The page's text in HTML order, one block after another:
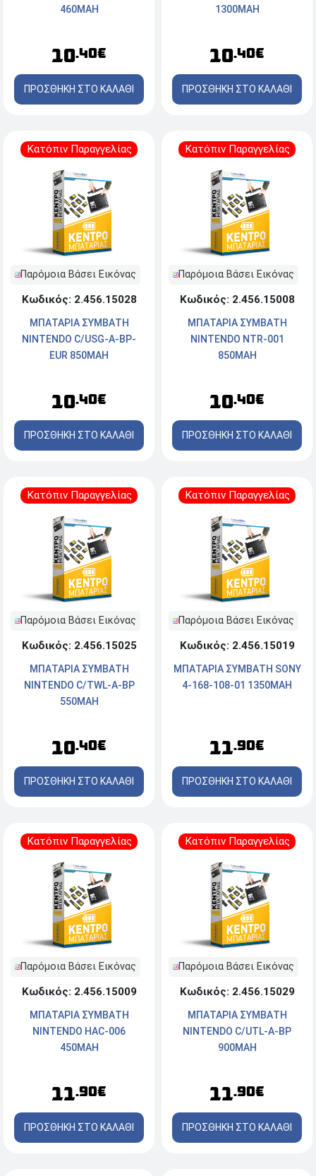
460MAH
10.40€
ΠΡΟΣΘΗΚΗ ΣΤΟ ΚΑΛΑΘΙ
1300MAH
10.40€
ΠΡΟΣΘΗΚΗ ΣΤΟ ΚΑΛΑΘΙ
Κατόπιν Παραγγελίας
Παρόμοια Βάσει Εικόνας
Κωδικός: 2.456.15028
ΜΠΑΤΑΡΙΑ ΣΥΜΒΑΤΗ
NINTENDO C/USG-A-BP-
EUR 850MAH
10.40€
ΠΡΟΣΘΗΚΗ ΣΤΟ ΚΑΛΑΘΙ
Κατόπιν Παραγγελίας
Παρόμοια Βάσει Εικόνας
Κωδικός: 2.456.15008
ΜΠΑΤΑΡΙΑ ΣΥΜΒΑΤΗ
NINTENDO NTR-001
850MAH
10.40€
ΠΡΟΣΘΗΚΗ ΣΤΟ ΚΑΛΑΘΙ
Κατόπιν Παραγγελίας
Παρόμοια Βάσει Εικόνας
Κωδικός: 2.456.15025
ΜΠΑΤΑΡΙΑ ΣΥΜΒΑΤΗ
NINTENDO C/TWL-A-BP
550MAH
10.40€
ΠΡΟΣΘΗΚΗ ΣΤΟ ΚΑΛΑΘΙ
Κατόπιν Παραγγελίας
Παρόμοια Βάσει Εικόνας
Κωδικός: 2.456.15019
ΜΠΑΤΑΡΙΑ ΣΥΜΒΑΤΗ SONY
4-168-108-01 1350MAH
11.90€
ΠΡΟΣΘΗΚΗ ΣΤΟ ΚΑΛΑΘΙ
Κατόπιν Παραγγελίας
Παρόμοια Βάσει Εικόνας
Κωδικός: 2.456.15009
ΜΠΑΤΑΡΙΑ ΣΥΜΒΑΤΗ
NINTENDO HAC-006
450MAH
11.90€
ΠΡΟΣΘΗΚΗ ΣΤΟ ΚΑΛΑΘΙ
Κατόπιν Παραγγελίας
Παρόμοια Βάσει Εικόνας
Κωδικός: 2.456.15029
ΜΠΑΤΑΡΙΑ ΣΥΜΒΑΤΗ
NINTENDO C/UTL-A-BP
900MAH
11.90€
ΠΡΟΣΘΗΚΗ ΣΤΟ ΚΑΛΑΘΙ